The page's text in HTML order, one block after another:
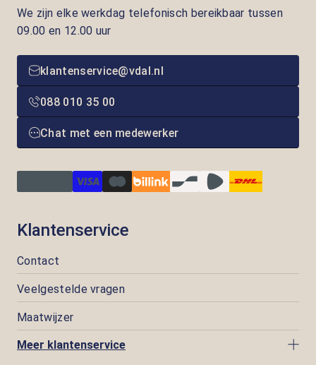
We zijn elke werkdag telefonisch bereikbaar tussen
09.00 en 12.00 uur
klantenservice@vdal.nl
088 010 35 00
Chat met een medewerker
Klantenservice
Contact
Veelgestelde vragen
Maatwijzer
Meer klantenservice